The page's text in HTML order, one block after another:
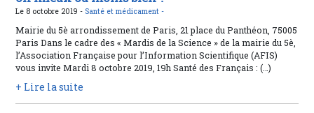
Le 8 octobre 2019 - Santé et médicament -
Mairie du 5è arrondissement de Paris, 21 place du Panthéon, 75005
Paris Dans le cadre des « Mardis de la Science » de la mairie du 5è,
l’Association Française pour l’Information Scientifique (AFIS)
vous invite Mardi 8 octobre 2019, 19h Santé des Français : (…)
+ Lire la suite